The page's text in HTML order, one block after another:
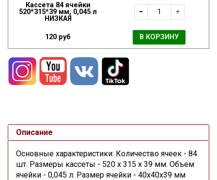
Кассета 84 ячейки
520*315*39 мм, 0,045 л
НИЗКАЯ
120 руб В КОРЗИНУ
Описание
Основные характеристики: Количество ячеек - 84
шт. Размеры кассеты - 520 х 315 х 39 мм. Объем
ячейки - 0,045 л. Размер ячейки - 40х40х39 мм